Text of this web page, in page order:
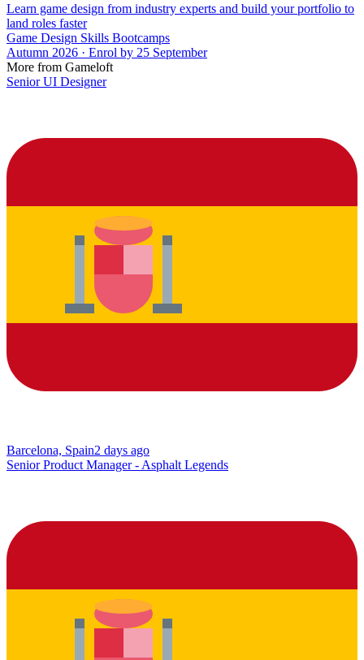
Learn game design from industry experts and build your portfolio to
land roles faster
Game Design Skills Bootcamps
Autumn 2026 · Enrol by 25 September
More from Gameloft
Senior UI Designer
Barcelona, Spain2 days ago
Senior Product Manager - Asphalt Legends